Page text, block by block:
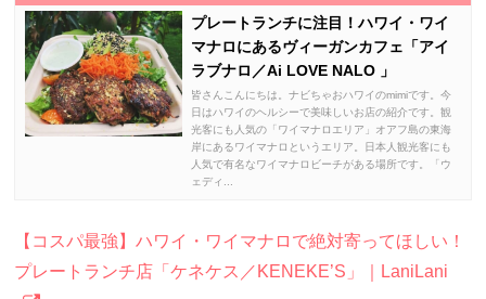
プレートランチに注目！ハワイ・ワイ
マナロにあるヴィーガンカフェ「アイ
ラブナロ／Ai LOVE NALO 」
皆さんこんにちは。ナビちゃおハワイのmimiです。今
日はハワイのヘルシーで美味しいお店の紹介です。観
光客にも人気の「ワイマナロエリア」オアフ島の東海
岸にあるワイマナロというエリア。日本人観光客にも
人気で有名なワイマナロビーチがある場所です。「ウ
ェディ...
【コスパ最強】ハワイ・ワイマナロで絶対寄ってほしい！
プレートランチ店「ケネケス／KENEKE’S」｜LaniLani